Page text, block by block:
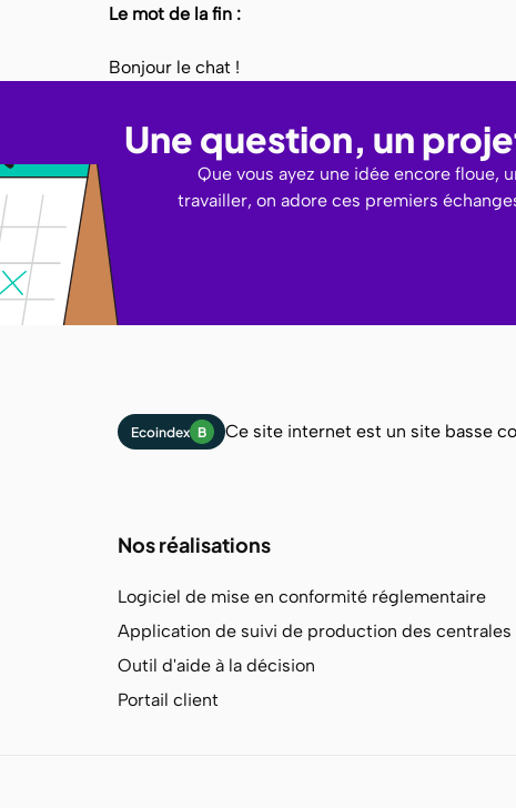
Le mot de la fin :
Bonjour le chat !
Une question, un
Que vous ayez une idée encore floue,
travailler, on adore ces premiers
Ecoindex B Ce site internet est un site basse
Nos réalisations
Logiciel de mise en conformité réglementaire
Application de suivi de production des centrales
Outil d'aide à la décision
Portail client